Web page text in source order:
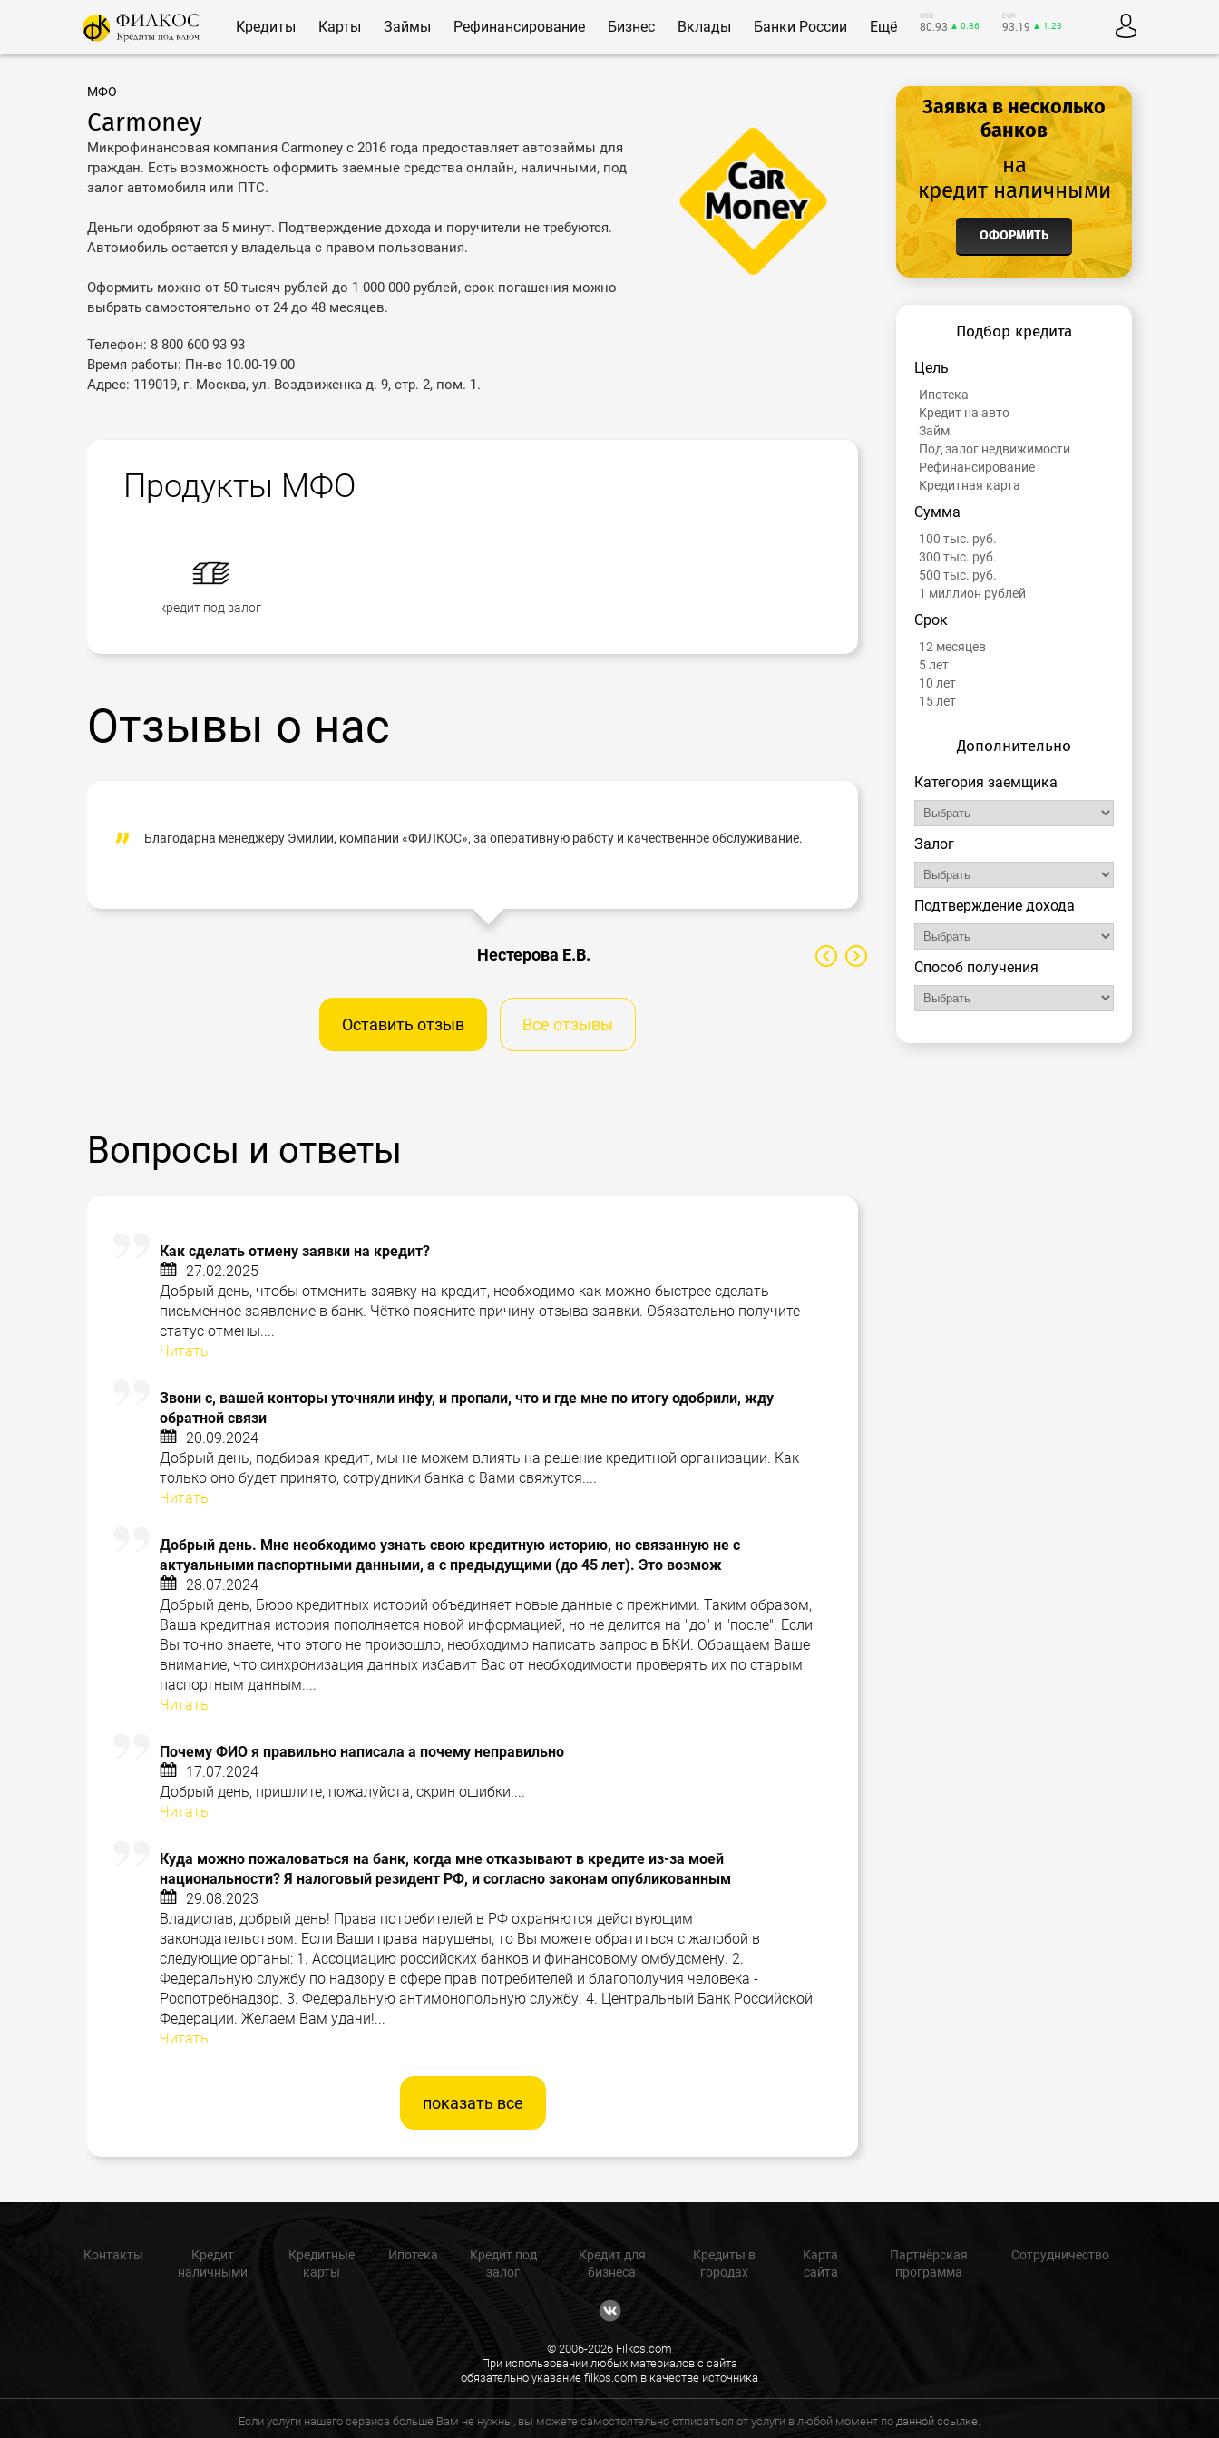
Кредиты Карты Займы Рефинансирование Бизнес Вклады Банки России Ещё
USD
80.93 ▲ 0.86
EUR
93.19 ▲ 1.23
МФО
Carmoney
Микрофинансовая компания Carmoney с 2016 года предоставляет автозаймы для
граждан. Есть возможность оформить заемные средства онлайн, наличными, под
залог автомобиля или ПТС.
Деньги одобряют за 5 минут. Подтверждение дохода и поручители не требуются.
Автомобиль остается у владельца с правом пользования.
Оформить можно от 50 тысяч рублей до 1 000 000 рублей, срок погашения можно
выбрать самостоятельно от 24 до 48 месяцев.
Телефон: 8 800 600 93 93
Время работы: Пн-вс 10.00-19.00
Адрес: 119019, г. Москва, ул. Воздвиженка д. 9, стр. 2, пом. 1.
Продукты МФО
кредит под залог
Отзывы о нас
Благодарна менеджеру Эмилии, компании «ФИЛКОС», за оперативную работу и качественное обслуживание.
Нестерова Е.В.
Оставить отзыв Все отзывы
Вопросы и ответы
Как сделать отмену заявки на кредит?
27.02.2025
Добрый день, чтобы отменить заявку на кредит, необходимо как можно быстрее сделать
письменное заявление в банк. Чётко поясните причину отзыва заявки. Обязательно получите
статус отмены....
Читать
Звони с, вашей конторы уточняли инфу, и пропали, что и где мне по итогу одобрили, жду
обратной связи
20.09.2024
Добрый день, подбирая кредит, мы не можем влиять на решение кредитной организации. Как
только оно будет принято, сотрудники банка с Вами свяжутся....
Читать
Добрый день. Мне необходимо узнать свою кредитную историю, но связанную не с
актуальными паспортными данными, а с предыдущими (до 45 лет). Это возмож
28.07.2024
Добрый день, Бюро кредитных историй объединяет новые данные с прежними. Таким образом,
Ваша кредитная история пополняется новой информацией, но не делится на "до" и "после". Если
Вы точно знаете, что этого не произошло, необходимо написать запрос в БКИ. Обращаем Ваше
внимание, что синхронизация данных избавит Вас от необходимости проверять их по старым
паспортным данным....
Читать
Почему ФИО я правильно написала а почему неправильно
17.07.2024
Добрый день, пришлите, пожалуйста, скрин ошибки....
Читать
Куда можно пожаловаться на банк, когда мне отказывают в кредите из-за моей
национальности? Я налоговый резидент РФ, и согласно законам опубликованным
29.08.2023
Владислав, добрый день! Права потребителей в РФ охраняются действующим
законодательством. Если Ваши права нарушены, то Вы можете обратиться с жалобой в
следующие органы: 1. Ассоциацию российских банков и финансовому омбудсмену. 2.
Федеральную службу по надзору в сфере прав потребителей и благополучия человека -
Роспотребнадзор. 3. Федеральную антимонопольную службу. 4. Центральный Банк Российской
Федерации. Желаем Вам удачи!...
Читать
показать все
Заявка в несколько
банков
на
кредит наличными
ОФОРМИТЬ
Подбор кредита
Цель
Ипотека
Кредит на авто
Займ
Под залог недвижимости
Рефинансирование
Кредитная карта
Сумма
100 тыс. руб.
300 тыс. руб.
500 тыс. руб.
1 миллион рублей
Срок
12 месяцев
5 лет
10 лет
15 лет
Дополнительно
Категория заемщика
Залог
Подтверждение дохода
Способ получения
Контакты
Кредит
наличными
Кредитные
карты
Ипотека
Кредит под
залог
Кредит для
бизнеса
Кредиты в
городах
Карта
сайта
Партнёрская
программа
Сотрудничество
© 2006-2026 Filkos.com
При использовании любых материалов с сайта
обязательно указание filkos.com в качестве источника
Если услуги нашего сервиса больше Вам не нужны, вы можете самостоятельно отписаться от услуги в любой момент по данной ссылке.